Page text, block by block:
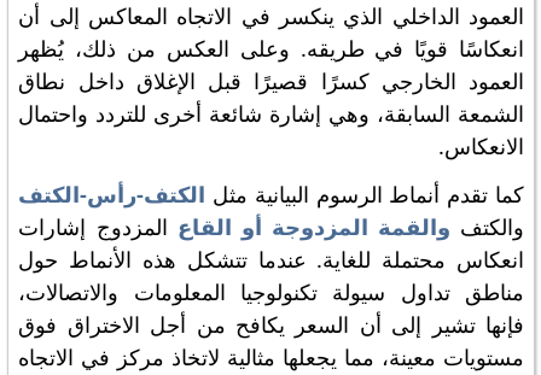
العمود الداخلي الذي ينكسر في الاتجاه المعاكس إلى أن
انعكاسًا قويًا في طريقه. وعلى العكس من ذلك، يُظهر
العمود الخارجي كسرًا قصيرًا قبل الإغلاق داخل نطاق
الشمعة السابقة، وهي إشارة شائعة أخرى للتردد واحتمال
الانعكاس.
كما تقدم أنماط الرسوم البيانية مثل الكتف-رأس-الكتف
والكتف والقمة المزدوجة أو القاع المزدوج إشارات
انعكاس محتملة للغاية. عندما تتشكل هذه الأنماط حول
مناطق تداول سيولة تكنولوجيا المعلومات والاتصالات،
فإنها تشير إلى أن السعر يكافح من أجل الاختراق فوق
مستويات معينة، مما يجعلها مثالية لاتخاذ مركز في الاتجاه